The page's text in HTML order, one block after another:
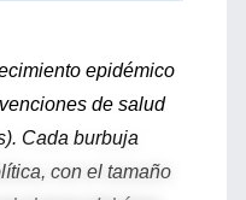
epidémico
de salud
Cada burbuja
con el tamaño